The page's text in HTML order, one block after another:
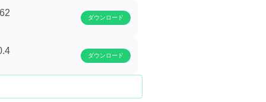
すくしています。店頭でQRコ
ので、最初はホーム画面の主要
ダウンロード
ダウンロード